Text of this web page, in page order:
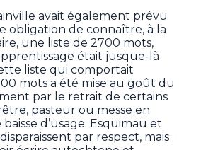
avait également prévu
obligation de connaître, à la
une liste de 2700 mots,
était jusque-là
liste qui comportait
mots a été mise au goût du
par le retrait de certains
pasteur ou messe en
baisse d’usage. Esquimau et
par respect, mais